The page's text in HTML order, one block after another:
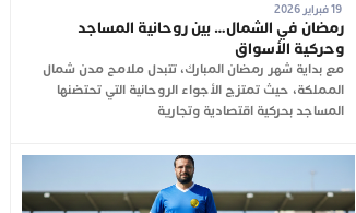
19 فبراير 2026
رمضان في الشمال… بين روحانية المساجد
وحركية الأسواق
مع بداية شهر رمضان المبارك، تتبدل ملامح مدن شمال
المملكة، حيث تمتزج الأجواء الروحانية التي تحتضنها
المساجد بحركية اقتصادية وتجارية